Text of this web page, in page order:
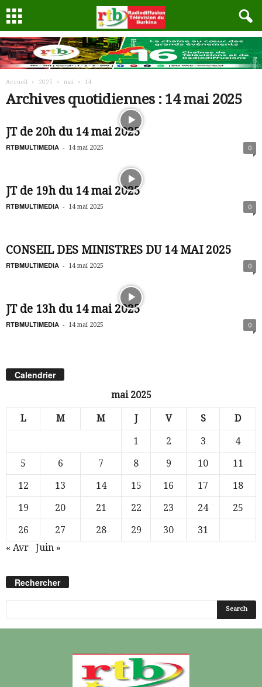
Accueil 2025 mai 14
Archives quotidiennes : 14 mai 2025
JT de 20h du 14 mai 2025
RTBMULTIMEDIA - 14 mai 2025 0
JT de 19h du 14 mai 2025
RTBMULTIMEDIA - 14 mai 2025 0
CONSEIL DES MINISTRES DU 14 MAI 2025
RTBMULTIMEDIA - 14 mai 2025 0
JT de 13h du 14 mai 2025
RTBMULTIMEDIA - 14 mai 2025 0
Calendrier
mai 2025
L M M J V S D
1 2 3
4
5
6 7 8 9 10
11
12
13 14 15 16 17
18
19
20 21 22 23 24
25
26
27 28 29 30
31
« Avr
Juin »
Rechercher